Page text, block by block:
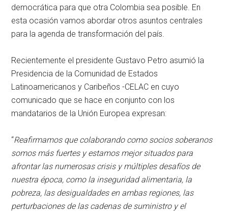
democrática para que otra Colombia sea posible. En
esta ocasión vamos abordar otros asuntos centrales
para la agenda de transformación del país.
Recientemente el presidente Gustavo Petro asumió la
Presidencia de la Comunidad de Estados
Latinoamericanos y Caribeños -CELAC en cuyo
comunicado que se hace en conjunto con los
mandatarios de la Unión Europea expresan:
“Reafirmamos que colaborando como socios soberanos
somos más fuertes y estamos mejor situados para
afrontar las numerosas crisis y múltiples desafíos de
nuestra época, como la inseguridad alimentaria, la
pobreza, las desigualdades en ambas regiones, las
perturbaciones de las cadenas de suministro y el